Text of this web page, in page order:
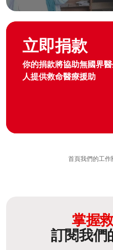
立即捐款
你的捐款將協助無國界
人提供救命醫療援助
Graphic of hand with heart
首頁我們的工作
掌握
訂閱我們